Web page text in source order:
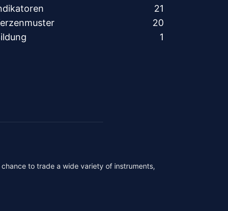
21
20
1
to trade a wide variety of instruments,